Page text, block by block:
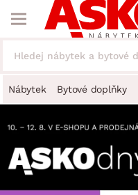
Nábytek Bytové doplňky